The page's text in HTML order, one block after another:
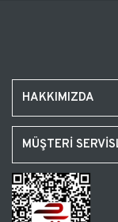
HAKKIMIZDA
MÜŞTERİ